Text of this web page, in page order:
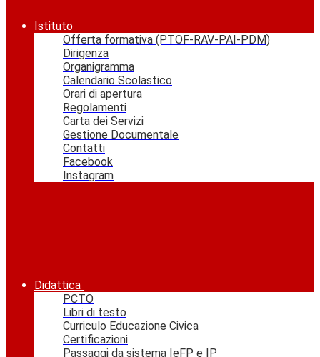
Istituto
Offerta formativa (PTOF-RAV-PAI-PDM)
Dirigenza
Organigramma
Calendario Scolastico
Orari di apertura
Regolamenti
Carta dei Servizi
Gestione Documentale
Contatti
Facebook
Instagram
Didattica
PCTO
Libri di testo
Curriculo Educazione Civica
Certificazioni
Passaggi da sistema IeFP e IP